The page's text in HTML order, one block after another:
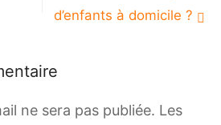
d’enfants à domicile ?
ne sera pas publiée. Les